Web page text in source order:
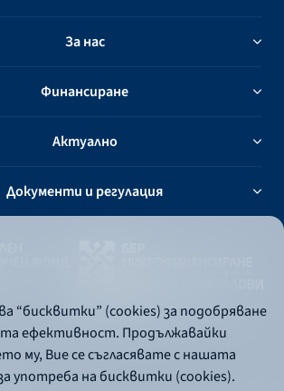
За нас
Финансиране
Актуално
Документи и регулация
на бисквитки
“бисквитки” (cookies) за подобряване
ефективност. Продължавайки
му, Вие се съгласявате с нашата
употреба на бисквитки (cookies).